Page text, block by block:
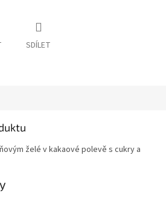
SDÍLET
želé v kakaové polevě s cukry a